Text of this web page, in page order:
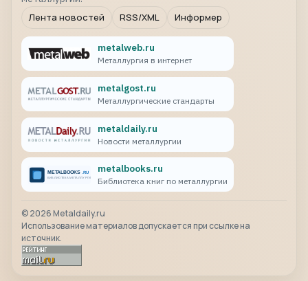
Лента новостей
RSS/XML Информер
metalweb.ru
Металлургия в интернет
metalgost.ru
Металлургические стандарты
metaldaily.ru
Новости металлургии
metalbooks.ru
Библиотека книг по металлургии
©2026 Metaldaily.ru
Использование материалов допускается при ссылке на
источник.